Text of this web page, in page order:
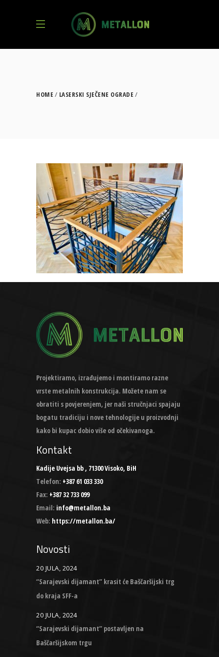
HOME LASERSKI SJEČENE OGRADE
Projektiramo, izrađujemo i montiramo razne
vrste metalnih konstrukcija. Možete nam se
obratiti s povjerenjem, jer naši stručnjaci spajaju
bogatu tradiciju i nove tehnologije u proizvodnji
kako bi kupac dobio više od očekivanoga.
Kontakt
Kadije Uvejsa bb , 71300 Visoko, BiH
Telefon: +387 61 033 330
Fax: +387 32 733 099
Email: info@metallon.ba
Web: https://metallon.ba/
Novosti
20 JULA, 2024
“Sarajevski dijamant” krasit će Baščaršijski trg
do kraja SFF-a
20 JULA, 2024
“Sarajevski dijamant” postavljen na
Baščaršijskom trgu